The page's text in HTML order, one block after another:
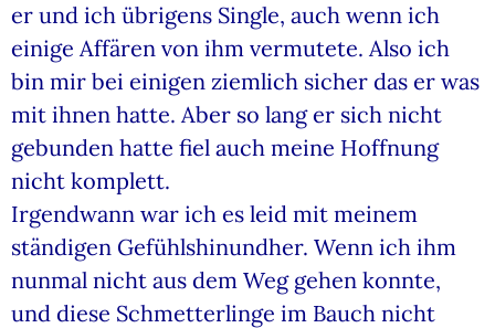
er und ich übrigens Single, auch wenn ich
einige Affären von ihm vermutete. Also ich
bin mir bei einigen ziemlich sicher das er was
mit ihnen hatte. Aber so lang er sich nicht
gebunden hatte fiel auch meine Hoffnung
nicht komplett.
Irgendwann war ich es leid mit meinem
ständigen Gefühlshinundher. Wenn ich ihm
nunmal nicht aus dem Weg gehen konnte,
und diese Schmetterlinge im Bauch nicht